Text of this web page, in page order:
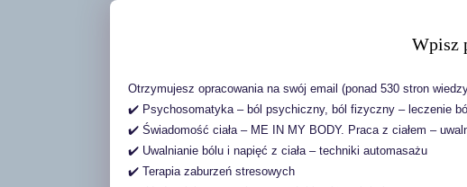
Wpisz
Otrzymujesz opracowania na swój email (ponad 530 stron
✔️ Psychosomatyka – ból psychiczny, ból fizyczny – leczenie
✔️ Świadomość ciała – ME IN MY BODY. Praca z ciałem –
✔️ Uwalnianie bólu i napięć z ciała – techniki automasażu
✔️ Terapia zaburzeń stresowych